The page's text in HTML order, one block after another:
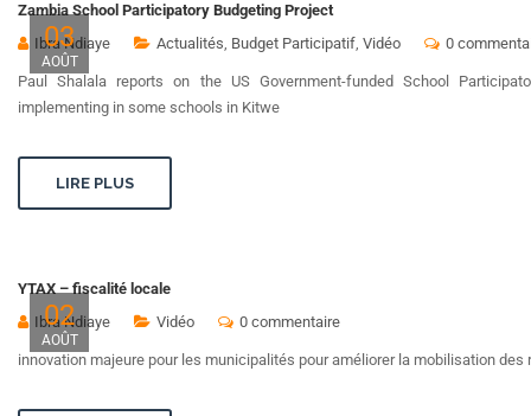
03
AOÛT
Zambia School Participatory Budgeting Project
Ibra Ndiaye
Actualités, Budget Participatif, Vidéo 0
Paul Shalala reports on the US Government-funded School
implementing in some schools in Kitwe
LIRE PLUS
02
AOÛT
YTAX – fiscalité locale
Ibra Ndiaye
Vidéo 0 commentaire
innovation majeure pour les municipalités pour améliorer la mobilisation